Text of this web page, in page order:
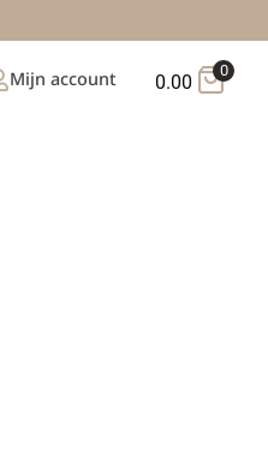
Mijn account 0.00
0